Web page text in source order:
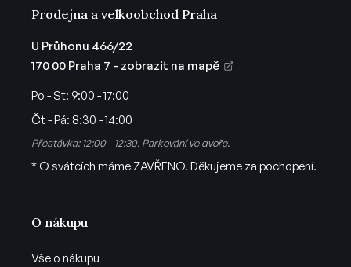
O nákupu
Vše o nákupu
Prodejna a velkoobchod Praha
U Průhonu 466/22
170 00 Praha 7 - zobrazit na mapě
Po - St: 9:00 - 17:00
Čt - Pá: 8:30 - 14:00
Přestávka: 12:00 - 12:30. Parkování ve dvoře.
* O svátcích máme ZAVŘENO. Děkujeme za pochopení.